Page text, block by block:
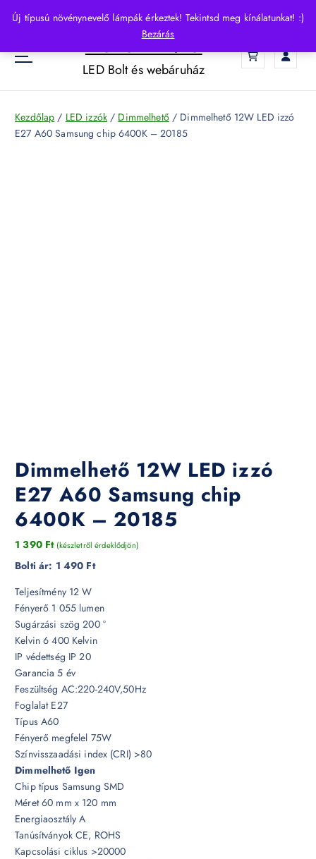
Új típusú növénynevelő lámpák érkeztek! Tekintsd meg kínálatunkat! :)
Bezárás
p
o
HelloLED.hu
LED Bolt és webáruház
Kezdőlap / LED izzók/ Dimmelhető/ Dimmelhető 12W LED izzó
E27 A60 Samsung chip 6400K – 20185
Dimmelhető 12W LED izzó
E27 A60 Samsung chip
6400K – 20185
1 390 Ft (készletről érdeklődjön)
Bolti ár: 1 490 Ft
Teljesítmény 12 W
Fényerő 1 055 lumen
Sugárzási szög 200 °
Kelvin 6 400 Kelvin
IP védettség IP 20
Garancia 5 év
Feszültség AC:220-240V,50Hz
Foglalat E27
Típus A60
Fényerő megfelel 75W
Színvisszaadási index (CRI) >80
Dimmelhető Igen
Chip típus Samsung SMD
Méret 60 mm x 120 mm
Energiaosztály A
Tanúsítványok CE, ROHS
Kapcsolási ciklus >20000